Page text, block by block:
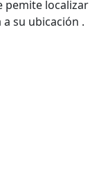
pemite localizar
su ubicación .